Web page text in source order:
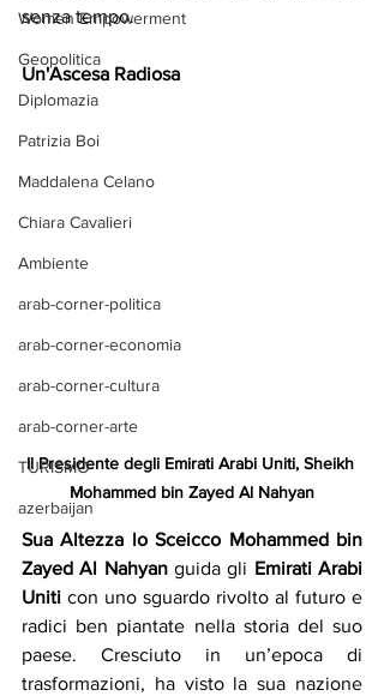
Women Empowerment
Geopolitica
Diplomazia
Patrizia Boi
Maddalena Celano
Chiara Cavalieri
Ambiente
arab-corner-politica
arab-corner-economia
arab-corner-cultura
arab-corner-arte
TURISMO
azerbaijan
senza tempo.
Un'Ascesa Radiosa
Il Presidente degli Emirati Arabi Uniti, Sheikh
Mohammed bin Zayed Al Nahyan
Sua Altezza lo Sceicco Mohammed bin
Zayed Al Nahyan guida gli Emirati Arabi
Uniti con uno sguardo rivolto al futuro e
radici ben piantate nella storia del suo
paese. Cresciuto in un’epoca di
trasformazioni, ha visto la sua nazione